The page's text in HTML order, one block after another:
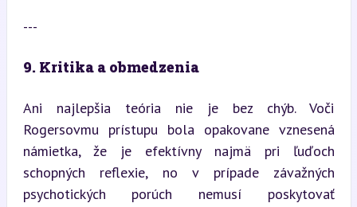
---
9. Kritika a obmedzenia
Ani najlepšia teória nie je bez chýb. Voči
Rogersovmu prístupu bola opakovane vznesená
námietka, že je efektívny najmä pri ľuďoch
schopných reflexie, no v prípade závažných
psychotických porúch nemusí poskytovať